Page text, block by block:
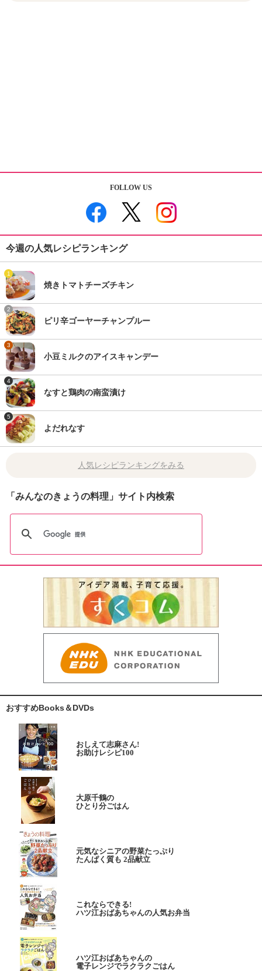
FOLLOW US
今週の人気レシピランキング
1
焼きトマトチーズチキン
2
ピリ辛ゴーヤーチャンプルー
3
小豆ミルクのアイスキャンデー
4
なすと鶏肉の南蛮漬け
5
よだれなす
人気レシピランキングをみる
「みんなのきょうの料理」サイト内検索
おすすめBooks＆DVDs
おしえて志麻さん!
お助けレシピ100
大原千鶴の
ひとり分ごはん
元気なシニアの野菜たっぷり
たんぱく質も 2品献立
これならできる!
ハツ江おばあちゃんの人気お弁当
ハツ江おばあちゃんの
電子レンジでラクラクごはん